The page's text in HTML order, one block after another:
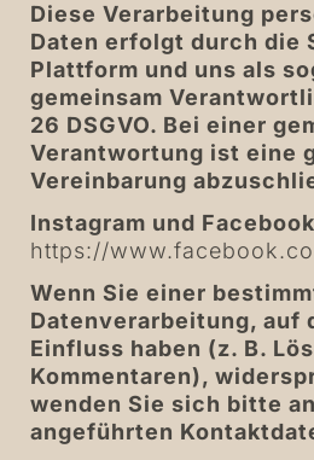
Diese Verarbeitung
Daten erfolgt durch die
Plattform und uns als
gemeinsam
26 DSGVO. Bei einer
Verantwortung ist eine
Vereinbarung
Instagram und Facebook
https://
Wenn Sie einer
Datenverarbeitung, auf
Einfluss haben (z. B.
Kommentaren),
wenden Sie sich bitte
angeführten